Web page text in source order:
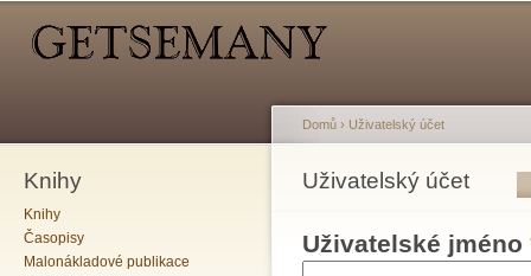
Knihy
Knihy
Časopisy
Malonákladové publikace
Jste zde
Domů › Uživatelský účet
Uživatelský účet
Hlavní záložky
Uživatelské jméno